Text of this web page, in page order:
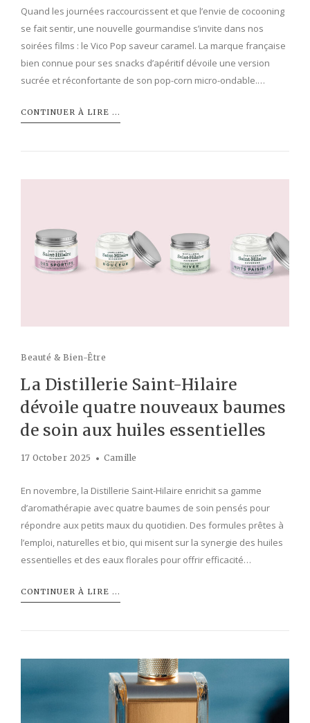
Quand les journées raccourcissent et que l’envie de cocooning
se fait sentir, une nouvelle gourmandise s’invite dans nos
soirées films : le Vico Pop saveur caramel. La marque française
bien connue pour ses snacks d’apéritif dévoile une version
sucrée et réconfortante de son pop-corn micro-ondable.…
CONTINUER À LIRE ...
Beauté & Bien-Être
La Distillerie Saint-Hilaire
dévoile quatre nouveaux baumes
de soin aux huiles essentielles
17 October 2025 Camille
En novembre, la Distillerie Saint-Hilaire enrichit sa gamme
d’aromathérapie avec quatre baumes de soin pensés pour
répondre aux petits maux du quotidien. Des formules prêtes à
l’emploi, naturelles et bio, qui misent sur la synergie des huiles
essentielles et des eaux florales pour offrir efficacité…
CONTINUER À LIRE ...